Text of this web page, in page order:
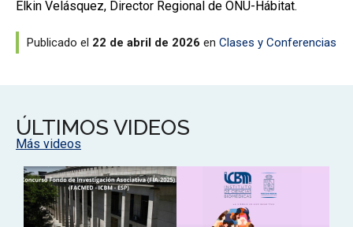
Elkin Velásquez, Director Regional de ONU-Hábitat.
Publicado el 22 de abril de 2026 en Clases y Conferencias
ÚLTIMOS VIDEOS
Más videos